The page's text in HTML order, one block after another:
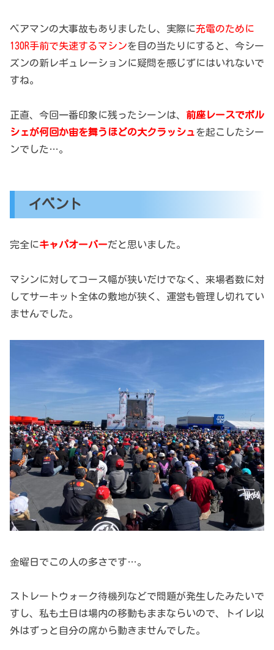
ベアマンの大事故もありましたし、実際に充電のために
130R手前で失速するマシンを目の当たりにすると、今シー
ズンの新レギュレーションに疑問を感じずにはいれないで
すね。
正直、今回一番印象に残ったシーンは、 前座レースでポル
シェが何回か宙を舞うほどの大クラッシュ を起こしたシー
ンでした…。
イベント
完全にキャパオーバーだと思いました。
マシンに対してコース幅が狭いだけでなく、来場者数に対
してサーキット全体の敷地が狭く、運営も管理し切れてい
ませんでした。
金曜日でこの人の多さです…。
ストレートウォーク待機列などで問題が発生したみたいで
すし、私も土日は場内の移動もままならいので、トイレ以
外はずっと自分の席から動きませんでした。